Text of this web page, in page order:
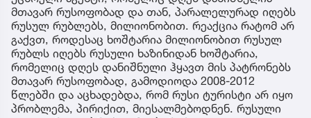
მთავარ რუსოფობად და თან, პარალელურად იღებს
რუსულ რუბლებს, მილიონობით. რეაქცია რატომ არ
გაქვთ, როდესაც ხოშტარია მილიონობით რუსულ
რუბლს იღებს რუსული ხაზინიდან ხოშტარია,
რომელიც დღეს დანიშნული ჰყავთ მის პატრონებს
მთავარ რუსოფობად, გამოდიოდა 2008-2012
წლებში და აცხადებდა, რომ რუსი ტურისტი არ იყო
პრობლემა, პირიქით, მიესალმებოდნენ. რუსული